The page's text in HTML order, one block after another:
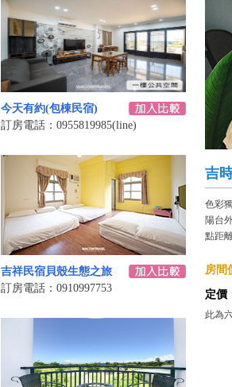
今天有約(包棟民宿)
訂房電話：0955819985(line)
吉祥民宿貝殼生態之旅
訂房電話：0910997753
吉
色彩
陽台
點距
房間
定價
此為